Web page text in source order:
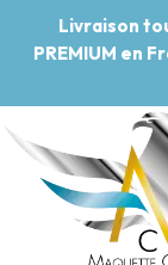
Livraison
PREMIUM en